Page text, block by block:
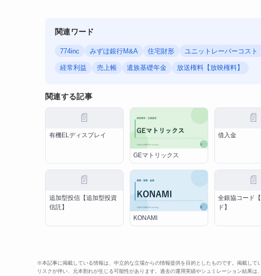
関連ワード
774inc みずほ銀行M&A 住宅財形 ユニットレーバーコスト
経常利益 売上帳 遺族基礎年金 放送権料【放映権料】
関連する記事
📄
有機ELディスプレイ
GEマトリックス
📄
借入金
📄
追加型投信【追加型投資
信託】
KONAMI
📄
全銀協コード
ド】
※本記事に掲載している情報は、中立的な立場からの情報提供を目的としたものです。掲載し
リスクが伴い、元本割れが生じる可能性があります。過去の運用実績やシュミレーション結果